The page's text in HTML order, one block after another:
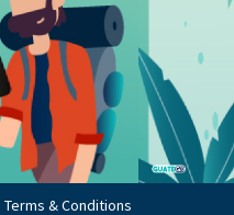
Terms & Conditions